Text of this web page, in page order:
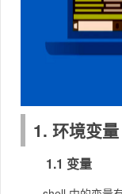
1. 环境变量
1.1 变量